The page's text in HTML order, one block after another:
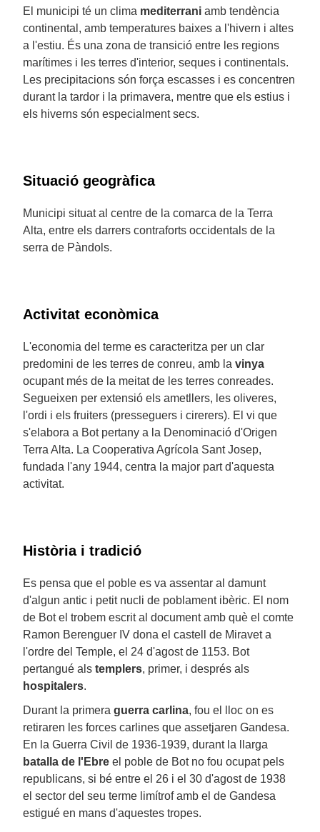
El municipi té un clima mediterrani amb tendència
continental, amb temperatures baixes a l'hivern i altes
a l'estiu. És una zona de transició entre les regions
marítimes i les terres d'interior, seques i continentals.
Les precipitacions són força escasses i es concentren
durant la tardor i la primavera, mentre que els estius i
els hiverns són especialment secs.
Situació geogràfica
Municipi situat al centre de la comarca de la Terra
Alta, entre els darrers contraforts occidentals de la
serra de Pàndols.
Activitat econòmica
L'economia del terme es caracteritza per un clar
predomini de les terres de conreu, amb la vinya
ocupant més de la meitat de les terres conreades.
Segueixen per extensió els ametllers, les oliveres,
l'ordi i els fruiters (presseguers i cirerers). El vi que
s'elabora a Bot pertany a la Denominació d'Origen
Terra Alta. La Cooperativa Agrícola Sant Josep,
fundada l'any 1944, centra la major part d'aquesta
activitat.
Història i tradició
Es pensa que el poble es va assentar al damunt
d'algun antic i petit nucli de poblament ibèric. El nom
de Bot el trobem escrit al document amb què el comte
Ramon Berenguer IV dona el castell de Miravet a
l'ordre del Temple, el 24 d'agost de 1153. Bot
pertangué als templers, primer, i després als
hospitalers.
Durant la primera guerra carlina, fou el lloc on es
retiraren les forces carlines que assetjaren Gandesa.
En la Guerra Civil de 1936-1939, durant la llarga
batalla de l'Ebre el poble de Bot no fou ocupat pels
republicans, si bé entre el 26 i el 30 d'agost de 1938
el sector del seu terme limítrof amb el de Gandesa
estigué en mans d'aquestes tropes.